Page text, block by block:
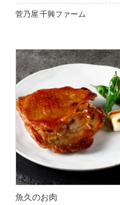
菅乃屋 千興ファーム
魚久のお肉